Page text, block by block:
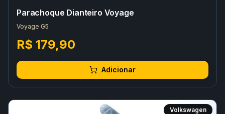
Parachoque Dianteiro Voyage
Voyage G5
R$ 179,90
Adicionar
Volkswagen